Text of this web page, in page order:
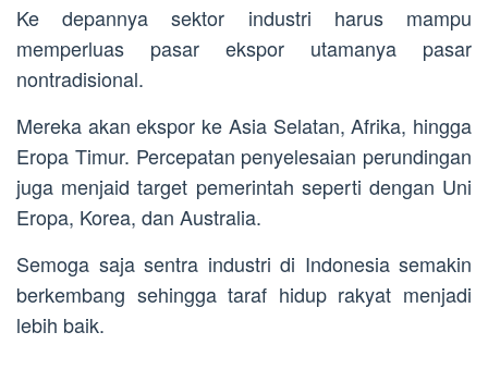
Ke depannya sektor industri harus mampu
memperluas pasar ekspor utamanya pasar
nontradisional.
Mereka akan ekspor ke Asia Selatan, Afrika, hingga
Eropa Timur. Percepatan penyelesaian perundingan
juga menjaid target pemerintah seperti dengan Uni
Eropa, Korea, dan Australia.
Semoga saja sentra industri di Indonesia semakin
berkembang sehingga taraf hidup rakyat menjadi
lebih baik.